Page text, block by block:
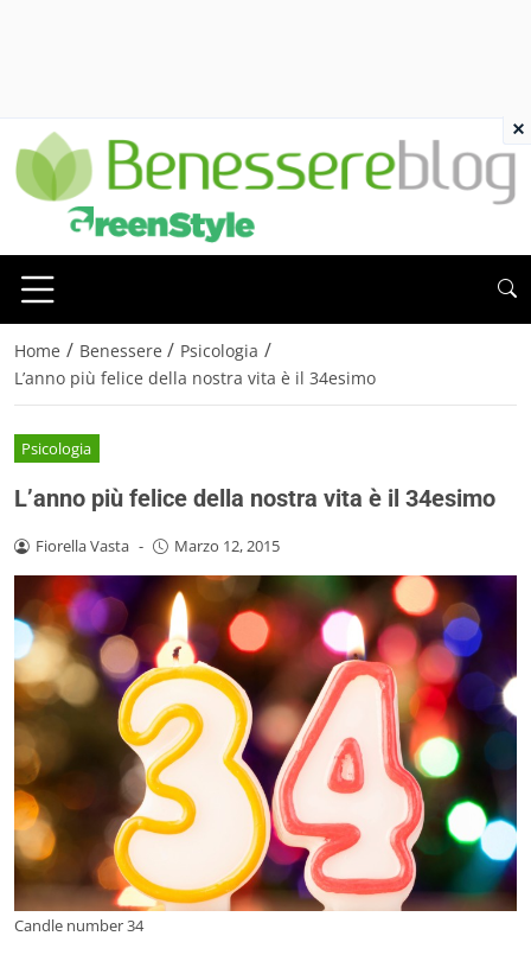
Home / Benessere / Psicologia /
L’anno più felice della nostra vita è il 34esimo
Psicologia
L’anno più felice della nostra vita è il 34esimo
Fiorella Vasta - Marzo 12, 2015
Candle number 34
×